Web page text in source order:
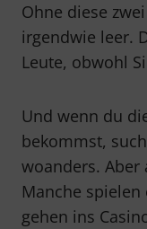
Ohne diese
irgendwie leer.
Leute, obwohl
Und wenn du
bekommst,
woanders. Aber
Manche spielen
gehen ins